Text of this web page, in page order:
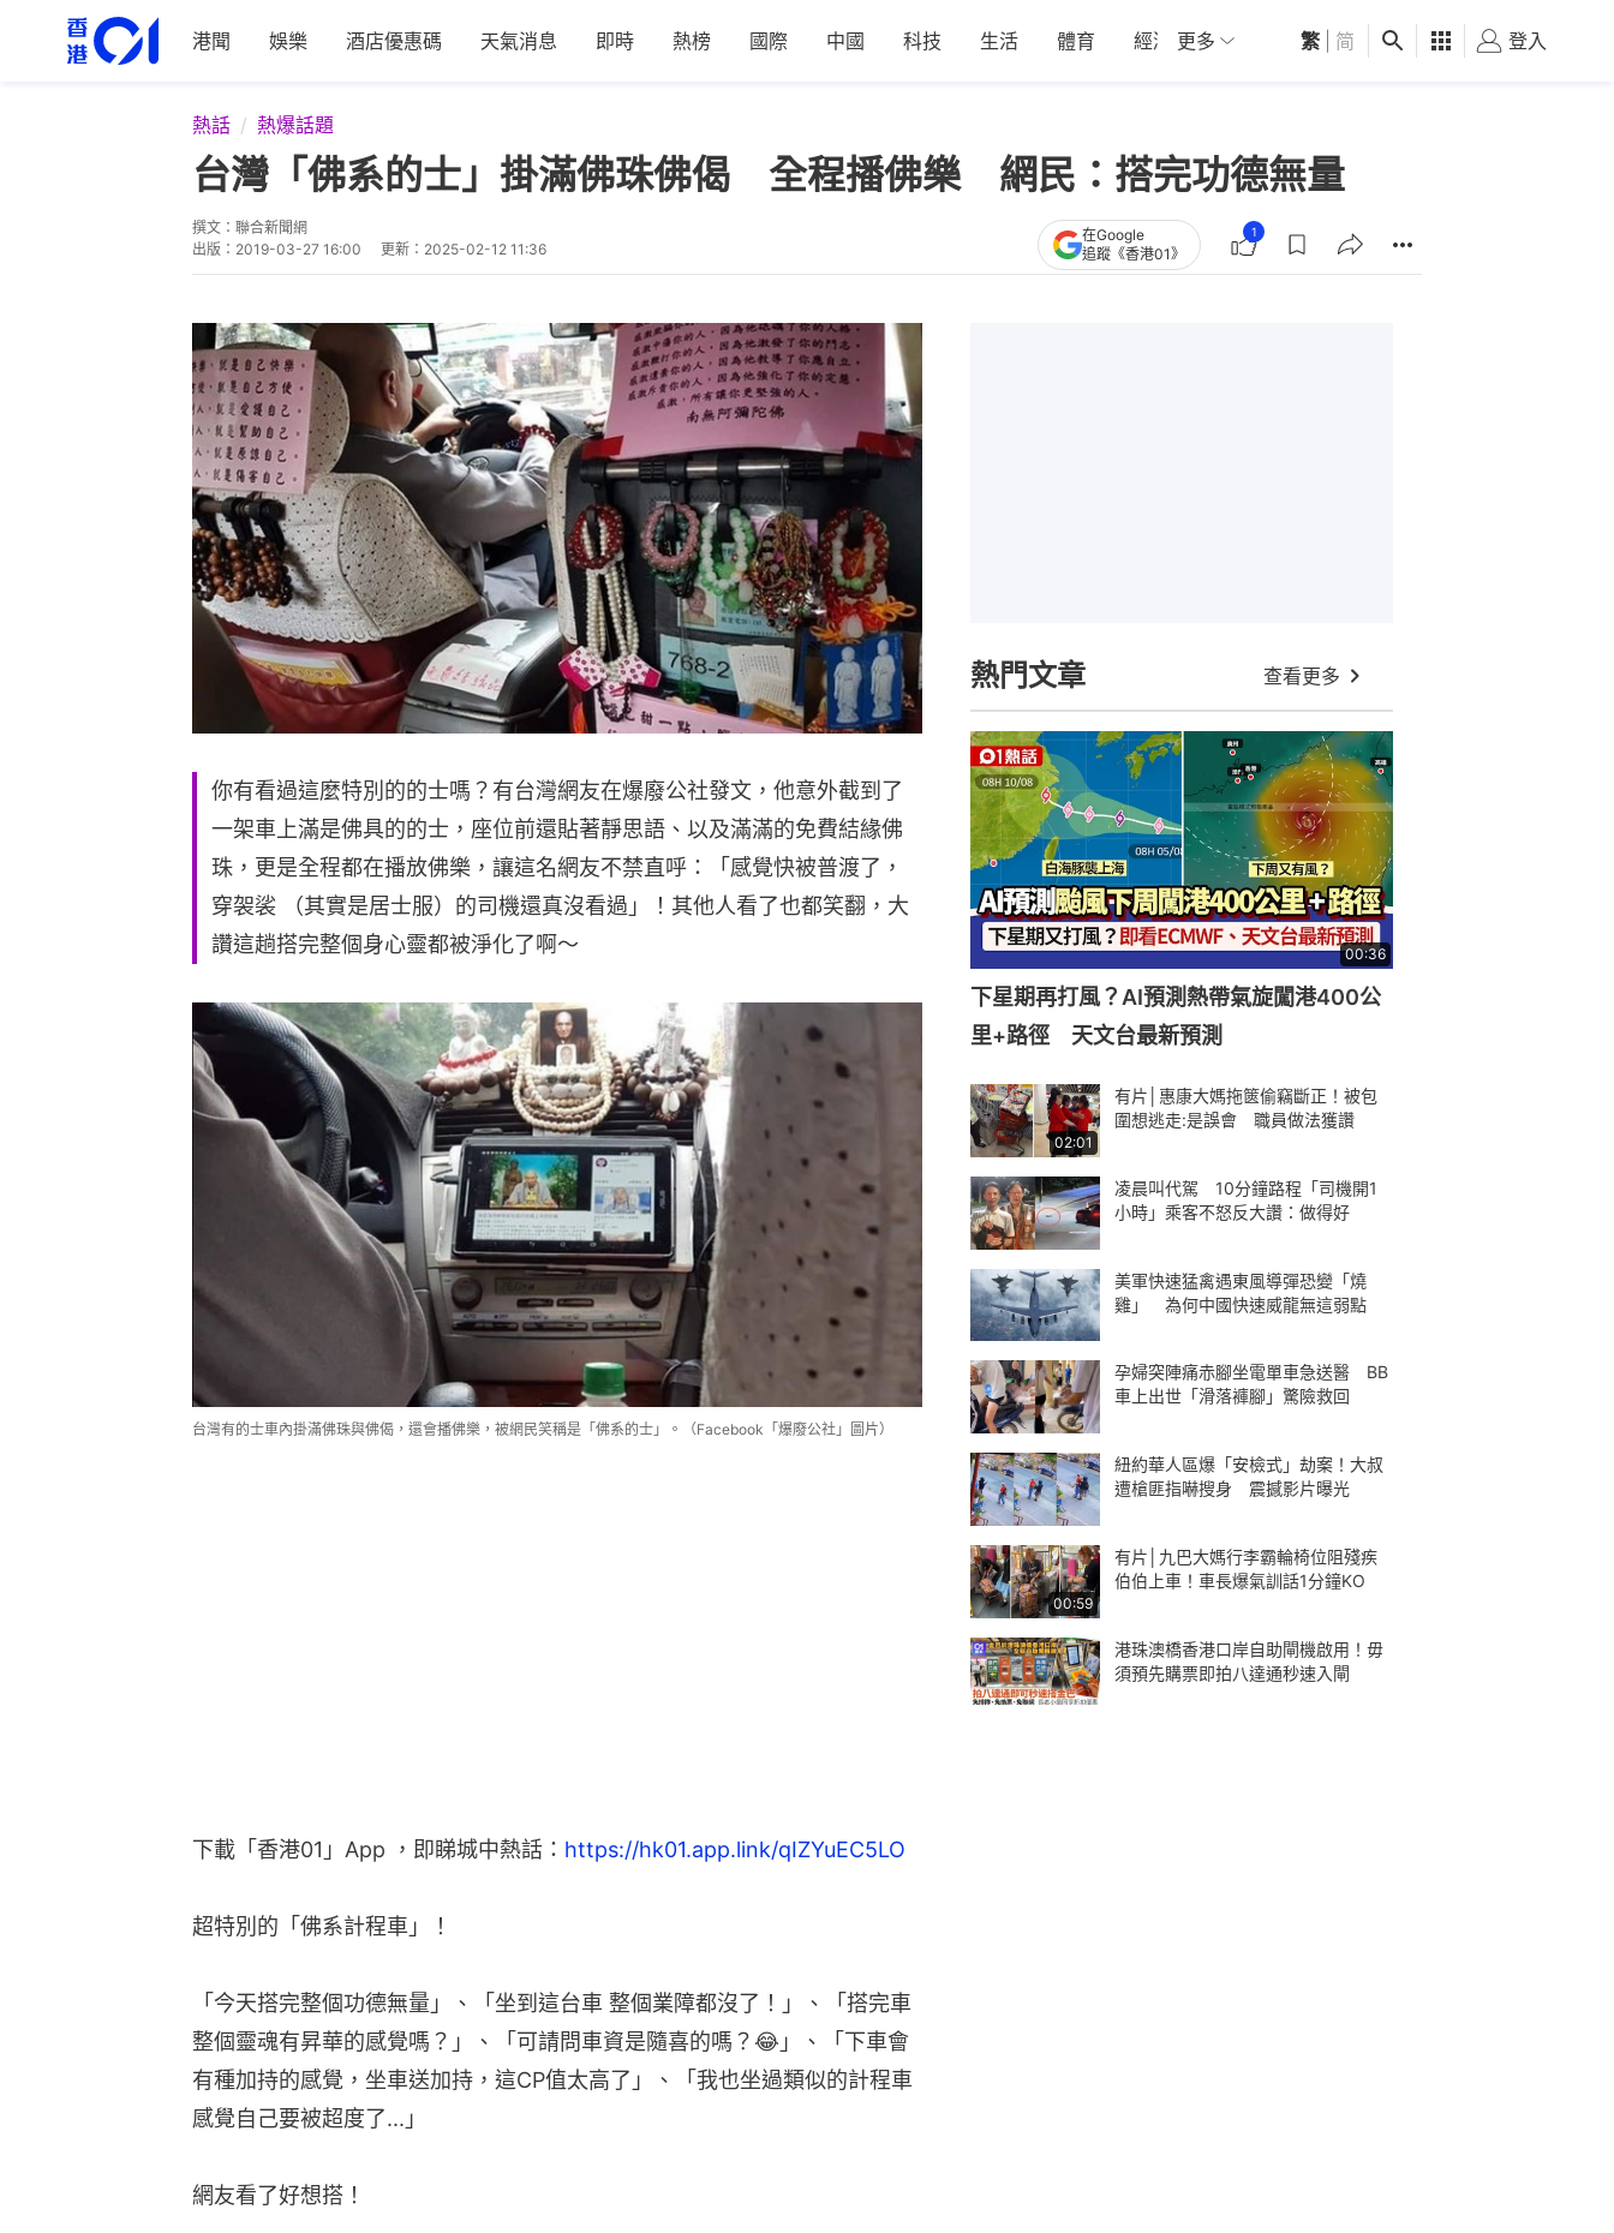
港聞 娛樂 酒店優惠碼 天氣消息 即時 熱榜 國際 中國 科技 生活 體育 經濟 01深圳 觀點 健康 好食玩飛
更多 繁 简 登入
熱話 熱爆話題
台灣「佛系的士」掛滿佛珠佛偈 全程播佛樂 網民：搭完功德無量
撰文： 聯合新聞網
出版： 2019-03-27 16:00 更新： 2025-02-12 11:36
在Google
追蹤《香港01》
1
你有看過這麼特別的的士嗎？有台灣網友在爆廢公社發文，他意外截到了
一架車上滿是佛具的的士，座位前還貼著靜思語、以及滿滿的免費結緣佛
珠，更是全程都在播放佛樂，讓這名網友不禁直呼：「感覺快被普渡了，
穿袈裟 （其實是居士服）的司機還真沒看過」！其他人看了也都笑翻，大
讚這趟搭完整個身心靈都被淨化了啊～
台灣有的士車內掛滿佛珠與佛偈，還會播佛樂，被網民笑稱是「佛系的士」。（Facebook「爆廢公社」圖片）
下載「香港01」App ，即睇城中熱話： https://hk01.app.link/qIZYuEC5LO
超特別的「佛系計程車」！
「今天搭完整個功德無量」、「坐到這台車 整個業障都沒了！」、「搭完車
整個靈魂有昇華的感覺嗎？」、「可請問車資是隨喜的嗎？😂」、「下車會
有種加持的感覺，坐車送加持，這CP值太高了」、「我也坐過類似的計程車
感覺自己要被超度了...」
網友看了好想搭！
熱門文章 查看更多
00:36
下星期再打風？AI預測熱帶氣旋闖港400公
里+路徑 天文台最新預測
02:01
有片│惠康大媽拖篋偷竊斷正！被包
圍想逃走:是誤會 職員做法獲讚
凌晨叫代駕 10分鐘路程「司機開1
小時」乘客不怒反大讚：做得好
美軍快速猛禽遇東風導彈恐變「燒
雞」 為何中國快速威龍無這弱點
孕婦突陣痛赤腳坐電單車急送醫 BB
車上出世「滑落褲腳」驚險救回
紐約華人區爆「安檢式」劫案！大叔
遭槍匪指嚇搜身 震撼影片曝光
00:59
有片│九巴大媽行李霸輪椅位阻殘疾
伯伯上車！車長爆氣訓話1分鐘KO
港珠澳橋香港口岸自助閘機啟用！毋
須預先購票即拍八達通秒速入閘